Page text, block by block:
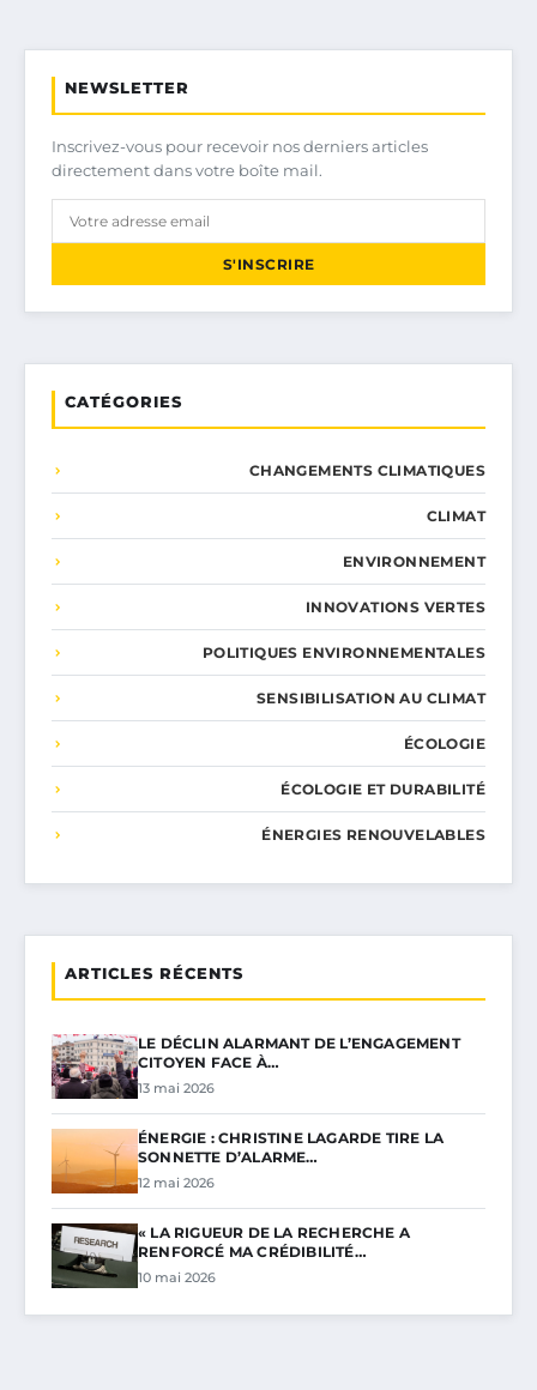
NEWSLETTER
Inscrivez-vous pour recevoir nos derniers articles
directement dans votre boîte mail.
S'INSCRIRE
CATÉGORIES
CHANGEMENTS CLIMATIQUES
CLIMAT
ENVIRONNEMENT
INNOVATIONS VERTES
POLITIQUES ENVIRONNEMENTALES
SENSIBILISATION AU CLIMAT
ÉCOLOGIE
ÉCOLOGIE ET DURABILITÉ
ÉNERGIES RENOUVELABLES
ARTICLES RÉCENTS
LE DÉCLIN ALARMANT DE L’ENGAGEMENT
CITOYEN FACE À…
13 mai 2026
ÉNERGIE : CHRISTINE LAGARDE TIRE LA
SONNETTE D’ALARME…
12 mai 2026
« LA RIGUEUR DE LA RECHERCHE A
RENFORCÉ MA CRÉDIBILITÉ…
10 mai 2026